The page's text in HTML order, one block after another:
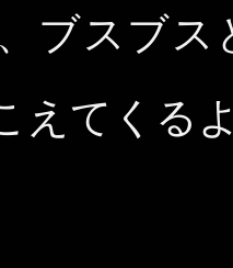
ブスブ
えてくる